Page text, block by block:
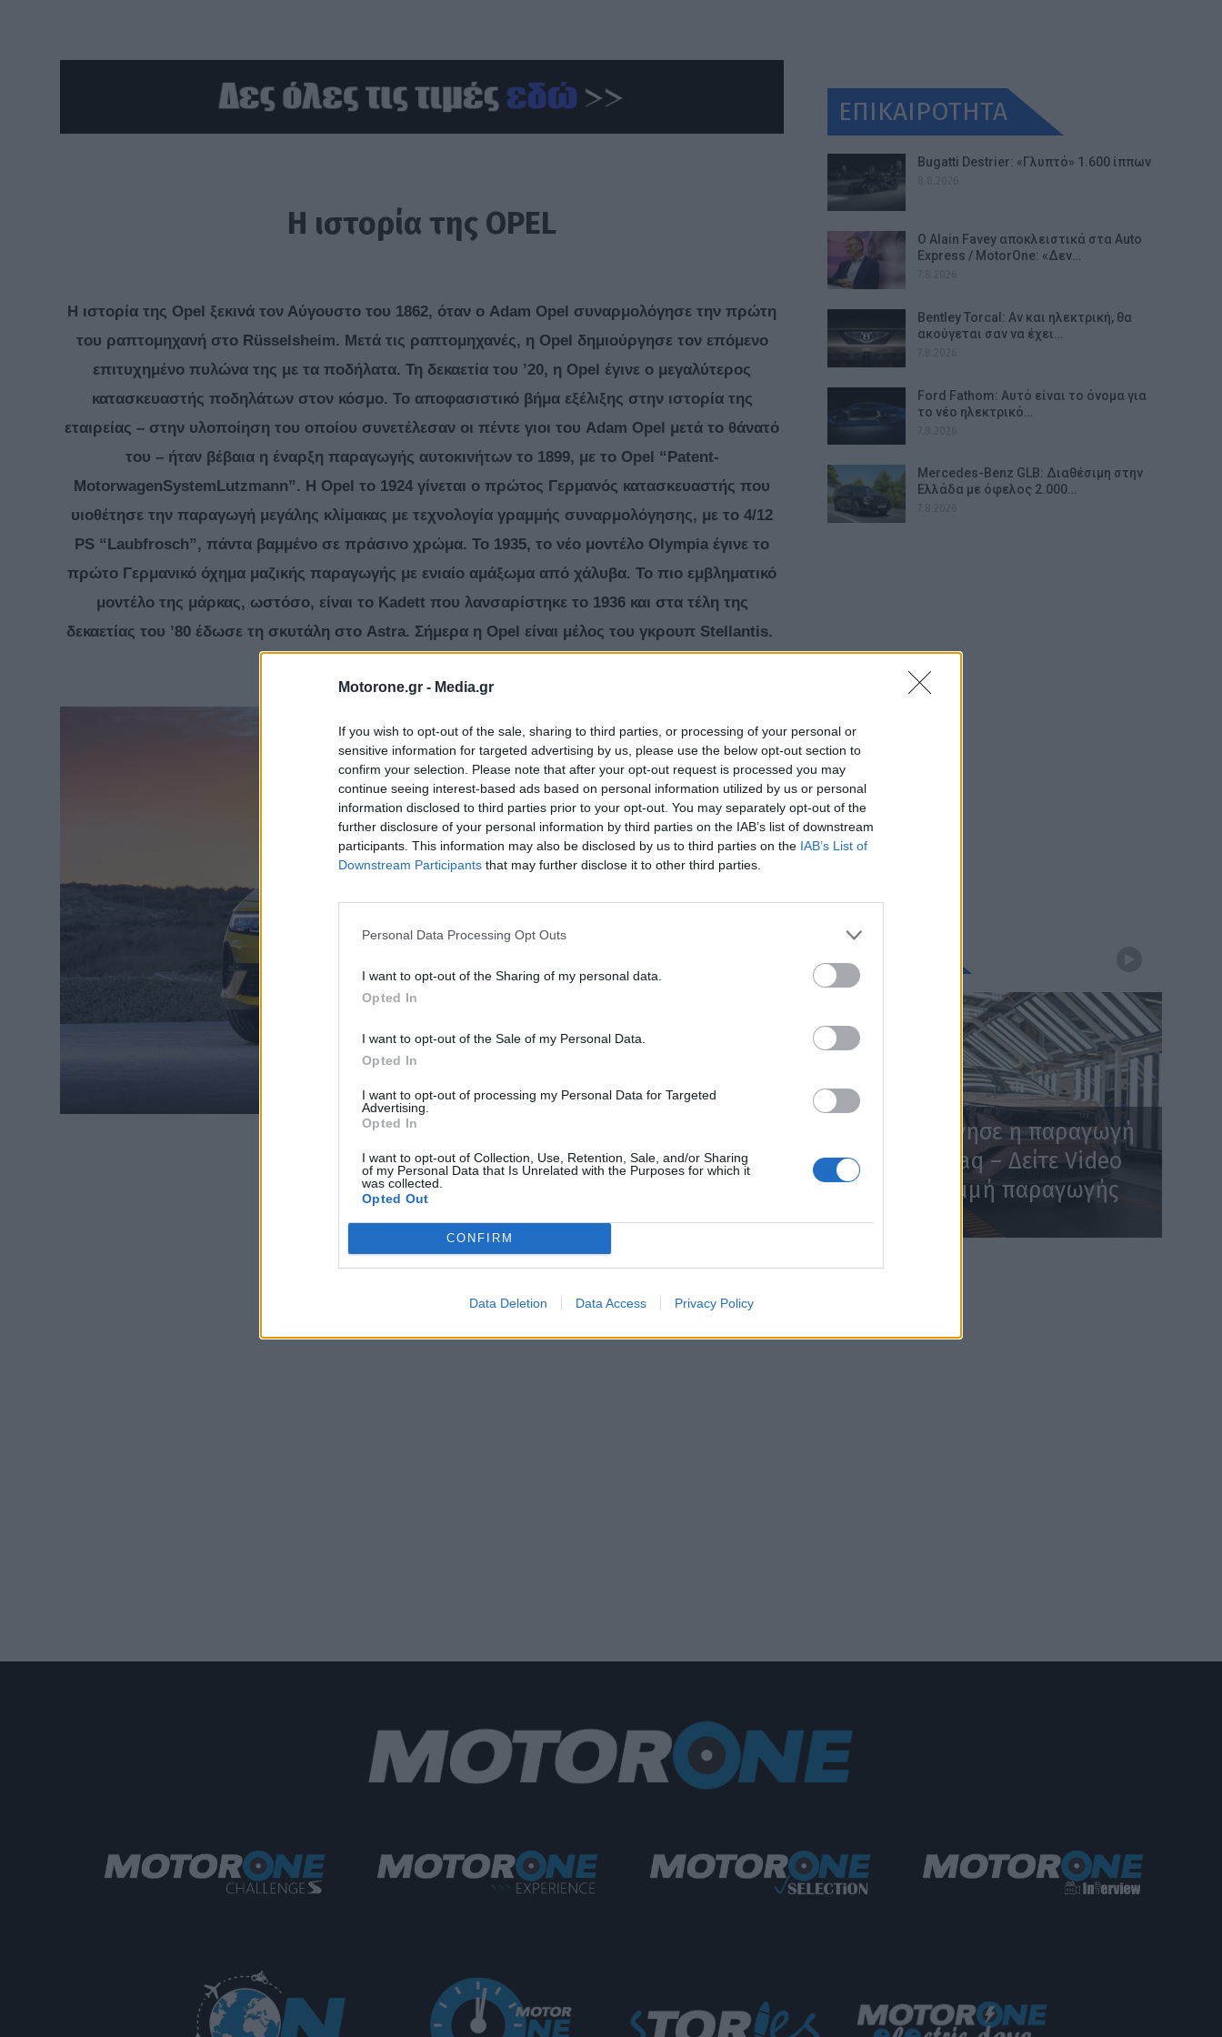
Motorone.gr - Media.gr
If you wish to opt-out of the sale, sharing to third parties, or processing of your personal or
sensitive information for targeted advertising by us, please use the below opt-out section to
confirm your selection. Please note that after your opt-out request is processed you may
continue seeing interest-based ads based on personal information utilized by us or personal
information disclosed to third parties prior to your opt-out. You may separately opt-out of the
further disclosure of your personal information by third parties on the IAB’s list of downstream
participants. This information may also be disclosed by us to third parties on the IAB’s List of
Downstream Participants that may further disclose it to other third parties.
Personal Data Processing Opt Outs
I want to opt-out of the Sharing of my personal data.
Opted In
I want to opt-out of the Sale of my Personal Data.
Opted In
I want to opt-out of processing my Personal Data for Targeted
Advertising.
Opted In
I want to opt-out of Collection, Use, Retention, Sale, and/or Sharing
of my Personal Data that Is Unrelated with the Purposes for which it
was collected.
Opted Out
CONFIRM
Data Deletion Data Access Privacy Policy
Η ιστορία της OPEL
Η ιστορία της Opel ξεκινά τον Αύγουστο του 1862, όταν ο Adam Opel συναρμολόγησε την πρώτη
του ραπτομηχανή στο Rüsselsheim. Μετά τις ραπτομηχανές, η Opel δημιούργησε τον επόμενο
επιτυχημένο πυλώνα της με τα ποδήλατα. Τη δεκαετία του ’20, η Opel έγινε ο μεγαλύτερος
κατασκευαστής ποδηλάτων στον κόσμο. Το αποφασιστικό βήμα εξέλιξης στην ιστορία της
εταιρείας – στην υλοποίηση του οποίου συνετέλεσαν οι πέντε γιοι του Adam Opel μετά το θάνατό
του – ήταν βέβαια η έναρξη παραγωγής αυτοκινήτων το 1899, με το Opel “Patent-
MotorwagenSystemLutzmann”. Η Opel το 1924 γίνεται ο πρώτος Γερμανός κατασκευαστής που
υιοθέτησε την παραγωγή μεγάλης κλίμακας με τεχνολογία γραμμής συναρμολόγησης, με το 4/12
PS “Laubfrosch”, πάντα βαμμένο σε πράσινο χρώμα. Το 1935, το νέο μοντέλο Olympia έγινε το
πρώτο Γερμανικό όχημα μαζικής παραγωγής με ενιαίο αμάξωμα από χάλυβα. Το πιο εμβληματικό
μοντέλο της μάρκας, ωστόσο, είναι το Kadett που λανσαρίστηκε το 1936 και στα τέλη της
δεκαετίας του ’80 έδωσε τη σκυτάλη στο Astra. Σήμερα η Opel είναι μέλος του γκρουπ Stellantis.
ΕΠΙΚΑΙΡΟΤΗΤΑ
Bugatti Destrier: «Γλυπτό» 1.600 ίππων
Ο Alain Favey αποκλειστικά στα Auto
Express / MotorOne: «Δεν…
Bentley Torcal: Αν και ηλεκτρική, θα
ακούγεται σαν να έχει…
Ford Fathom: Αυτό είναι το όνομα για
το νέο ηλεκτρικό…
Mercedes-Benz GLB: Διαθέσιμη στην
Ελλάδα με όφελος 2.000…
WEBTV
Skoda: Ξεκίνησε η παραγωγή
του νέου Peaq – Δείτε Video
από τη γραμμή παραγωγής
WEB TV